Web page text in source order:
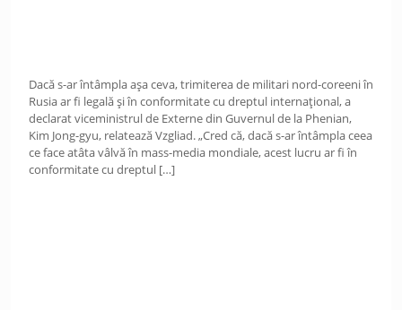
Dacă s-ar întâmpla așa ceva, trimiterea de militari nord-coreeni în
Rusia ar fi legală și în conformitate cu dreptul internațional, a
declarat viceministrul de Externe din Guvernul de la Phenian,
Kim Jong-gyu, relatează Vzgliad. „Cred că, dacă s-ar întâmpla ceea
ce face atâta vâlvă în mass-media mondiale, acest lucru ar fi în
conformitate cu dreptul […]